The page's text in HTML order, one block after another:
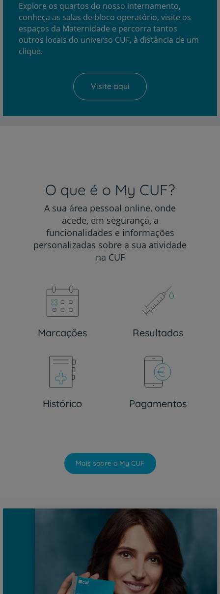
Explore os quartos do nosso internamento,
conheça as salas de bloco operatório, visite os
espaços da Maternidade e percorra tantos
outros locais do universo CUF, à distância de um
clique.
Visite aqui
O que é o My CUF?
A sua área pessoal online, onde
acede, em segurança, a
funcionalidades e informações
personalizadas sobre a sua atividade
na CUF
Marcações Resultados
Histórico Pagamentos
Mais sobre o My CUF